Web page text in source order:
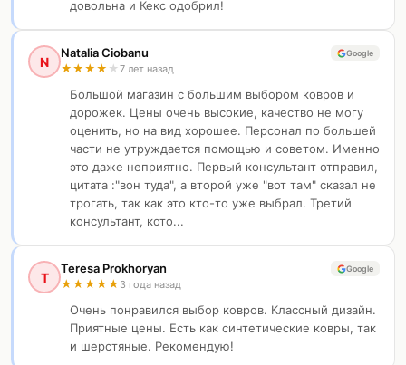
довольна и Кекс одобрил!
N
Natalia Ciobanu
★ ★ ★ ★ ★ 7 лет назад
Google
Большой магазин с большим выбором ковров и
дорожек. Цены очень высокие, качество не могу
оценить, но на вид хорошее. Персонал по большей
части не утруждается помощью и советом. Именно
это даже неприятно. Первый консультант отправил,
цитата :"вон туда", а второй уже "вот там" сказал не
трогать, так как это кто-то уже выбрал. Третий
консультант, кото...
T
Teresa Prokhoryan
★ ★ ★ ★ ★ 3 года назад
Google
Очень понравился выбор ковров. Классный дизайн.
Приятные цены. Есть как синтетические ковры, так
и шерстяные. Рекомендую!